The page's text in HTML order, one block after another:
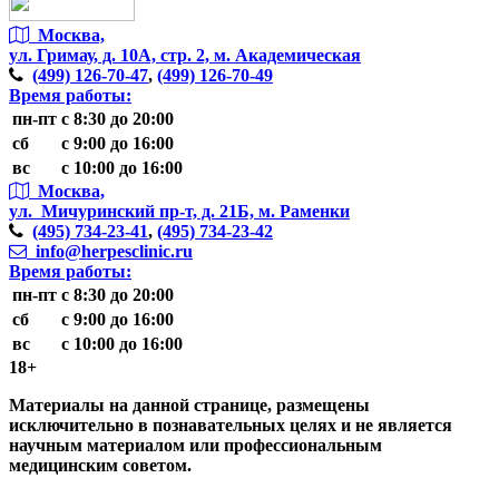
Москва,
ул. Гримау, д. 10А, стр. 2, м. Академическая
(499) 126-70-47, (499) 126-70-49
Время работы:
пн-пт с 8:30 до 20:00
сб
с 9:00 до 16:00
вс
с 10:00 до 16:00
Москва,
ул. Мичуринский пр-т, д. 21Б, м. Раменки
(495) 734-23-41, (495) 734-23-42
info@herpesclinic.ru
Время работы:
пн-пт с 8:30 до 20:00
сб
с 9:00 до 16:00
вс
с 10:00 до 16:00
18+
Материалы на данной странице, размещены
исключительно в познавательных целях и не является
научным материалом или профессиональным
медицинским советом.